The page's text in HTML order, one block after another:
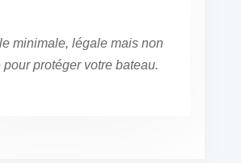
minimale, légale mais non
pour protéger votre bateau.